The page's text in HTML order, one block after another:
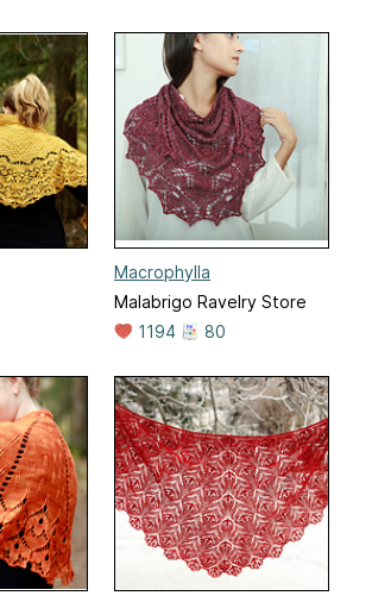
Macrophylla
Malabrigo Ravelry Store
1194
80